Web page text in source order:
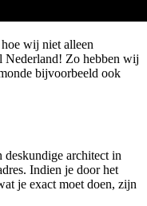
wij niet alleen
Nederland! Zo hebben wij
bijvoorbeeld ook
deskundige architect in
Indien je door het
je exact moet doen, zijn